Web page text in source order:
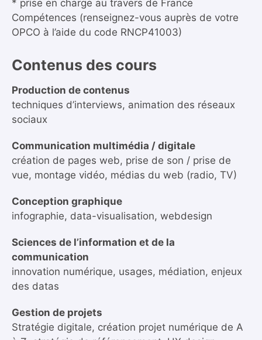
* prise en charge au travers de France
Compétences (renseignez-vous auprès de votre
OPCO à l’aide du code RNCP41003)
Contenus des cours
Production de contenus
techniques d’interviews, animation des réseaux
sociaux
Communication multimédia / digitale
création de pages web, prise de son / prise de
vue, montage vidéo, médias du web (radio, TV)
Conception graphique
infographie, data-visualisation, webdesign
Sciences de l’information et de la
communication
innovation numérique, usages, médiation, enjeux
des datas
Gestion de projets
Stratégie digitale, création projet numérique de A